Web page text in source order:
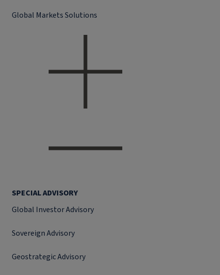
Global Markets Solutions
SPECIAL ADVISORY
Global Investor Advisory
Sovereign Advisory
Geostrategic Advisory